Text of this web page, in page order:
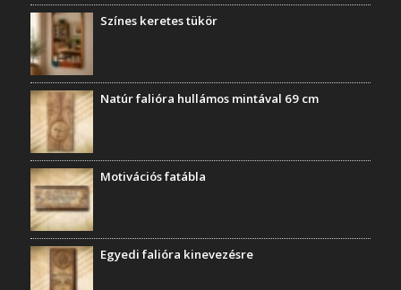
Színes keretes tükör
Natúr falióra hullámos mintával 69 cm
Motivációs fatábla
Egyedi falióra kinevezésre